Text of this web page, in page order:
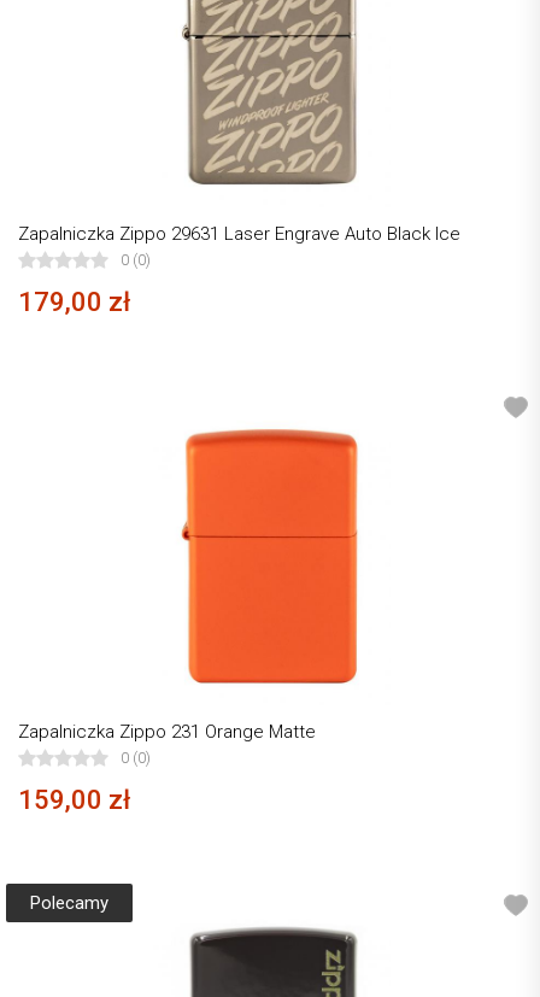
Zapalniczka Zippo 29631 Laser Engrave Auto Black Ice
0 (0)
179,00 zł
Zapalniczka Zippo 231 Orange Matte
0 (0)
159,00 zł
Polecamy